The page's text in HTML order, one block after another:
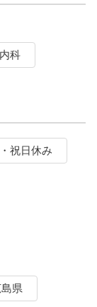
科
祝日休み
県